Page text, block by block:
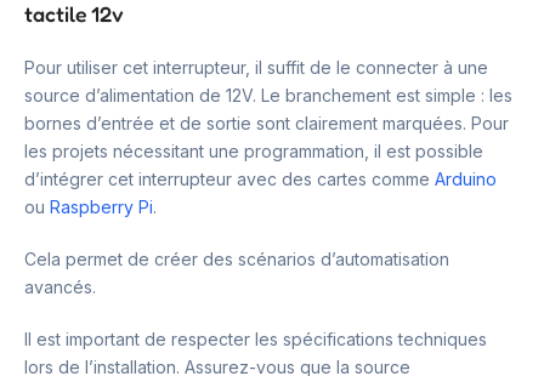
tactile 12v
Pour utiliser cet interrupteur, il suffit de le connecter à une
source d’alimentation de 12V. Le branchement est simple : les
bornes d’entrée et de sortie sont clairement marquées. Pour
les projets nécessitant une programmation, il est possible
d’intégrer cet interrupteur avec des cartes comme Arduino
ou Raspberry Pi.
Cela permet de créer des scénarios d’automatisation
avancés.
Il est important de respecter les spécifications techniques
lors de l’installation. Assurez-vous que la source